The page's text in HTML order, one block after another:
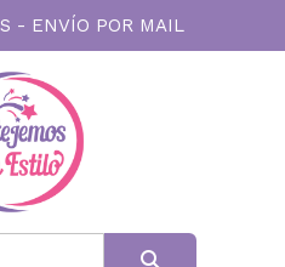
- ENVÍO POR MAIL